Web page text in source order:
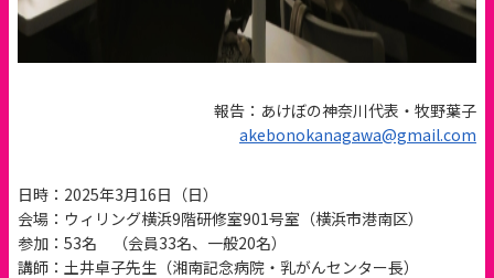
報告：あけぼの神奈川代表・牧野葉子
akebonokanagawa@gmail.com
日時：2025年3月16日（日）
会場：ウィリング横浜9階研修室901号室（横浜市港南区）
参加：53名 （会員33名、一般20名）
講師：土井卓子先生（湘南記念病院・乳がんセンター長）